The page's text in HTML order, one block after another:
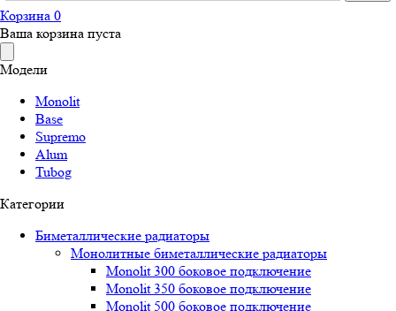
Корзина 0
Ваша корзина пуста
Модели
Monolit
Base
Supremo
Alum
Tubog
Категории
Биметаллические радиаторы
Монолитные биметаллические радиаторы
Mоnоlit 300 боковое подключение
Mоnоlit 350 боковое подключение
Mоnоlit 500 боковое подключение